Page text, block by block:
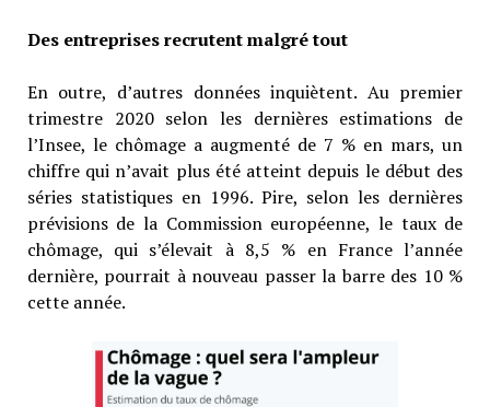
Des entreprises recrutent malgré tout
En outre, d’autres données inquiètent. Au premier
trimestre 2020 selon les dernières estimations de
l’Insee, le chômage a augmenté de 7 % en mars, un
chiffre qui n’avait plus été atteint depuis le début des
séries statistiques en 1996. Pire, selon les dernières
prévisions de la Commission européenne, le taux de
chômage, qui s’élevait à 8,5 % en France l’année
dernière, pourrait à nouveau passer la barre des 10 %
cette année.